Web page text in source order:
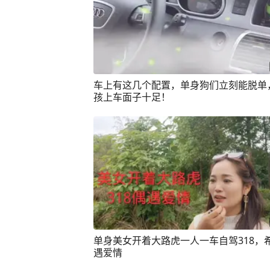
车上有这几个配置，单身狗们立刻能脱单
孩上车面子十足！
单身美女开着大路虎一人一车自驾318，
遇爱情